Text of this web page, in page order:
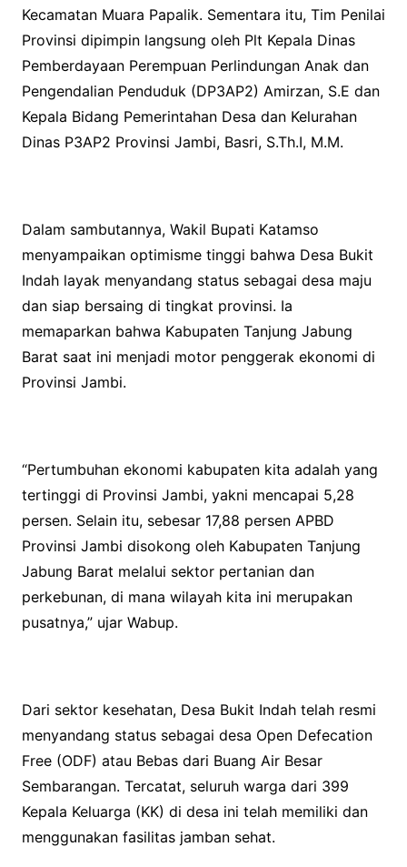
Kecamatan Muara Papalik. Sementara itu, Tim Penilai
Provinsi dipimpin langsung oleh Plt Kepala Dinas
Pemberdayaan Perempuan Perlindungan Anak dan
Pengendalian Penduduk (DP3AP2) Amirzan, S.E dan
Kepala Bidang Pemerintahan Desa dan Kelurahan
Dinas P3AP2 Provinsi Jambi, Basri, S.Th.I, M.M.
Dalam sambutannya, Wakil Bupati Katamso
menyampaikan optimisme tinggi bahwa Desa Bukit
Indah layak menyandang status sebagai desa maju
dan siap bersaing di tingkat provinsi. Ia
memaparkan bahwa Kabupaten Tanjung Jabung
Barat saat ini menjadi motor penggerak ekonomi di
Provinsi Jambi.
“Pertumbuhan ekonomi kabupaten kita adalah yang
tertinggi di Provinsi Jambi, yakni mencapai 5,28
persen. Selain itu, sebesar 17,88 persen APBD
Provinsi Jambi disokong oleh Kabupaten Tanjung
Jabung Barat melalui sektor pertanian dan
perkebunan, di mana wilayah kita ini merupakan
pusatnya,” ujar Wabup.
Dari sektor kesehatan, Desa Bukit Indah telah resmi
menyandang status sebagai desa Open Defecation
Free (ODF) atau Bebas dari Buang Air Besar
Sembarangan. Tercatat, seluruh warga dari 399
Kepala Keluarga (KK) di desa ini telah memiliki dan
menggunakan fasilitas jamban sehat.